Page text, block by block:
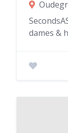
dames &